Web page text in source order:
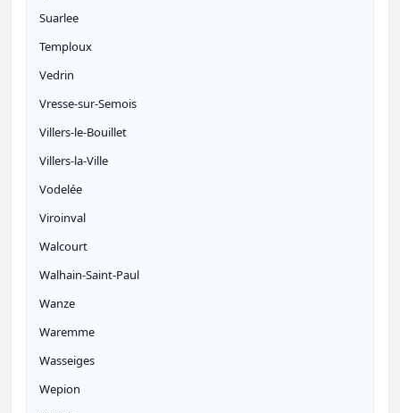
Suarlee
Temploux
Vedrin
Vresse-sur-Semois
Villers-le-Bouillet
Villers-la-Ville
Vodelée
Viroinval
Walcourt
Walhain-Saint-Paul
Wanze
Waremme
Wasseiges
Wepion